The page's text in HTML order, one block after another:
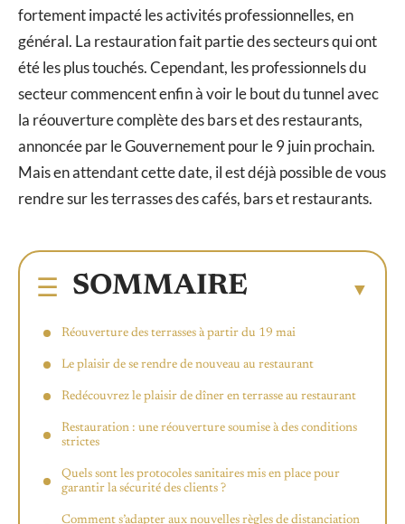
fortement impacté les activités professionnelles, en
général. La restauration fait partie des secteurs qui ont
été les plus touchés. Cependant, les professionnels du
secteur commencent enfin à voir le bout du tunnel avec
la réouverture complète des bars et des restaurants,
annoncée par le Gouvernement pour le 9 juin prochain.
Mais en attendant cette date, il est déjà possible de vous
rendre sur les terrasses des cafés, bars et restaurants.
SOMMAIRE
Réouverture des terrasses à partir du 19 mai
Le plaisir de se rendre de nouveau au restaurant
Redécouvrez le plaisir de dîner en terrasse au restaurant
Restauration : une réouverture soumise à des conditions
strictes
Quels sont les protocoles sanitaires mis en place pour
garantir la sécurité des clients ?
Comment s’adapter aux nouvelles règles de distanciation